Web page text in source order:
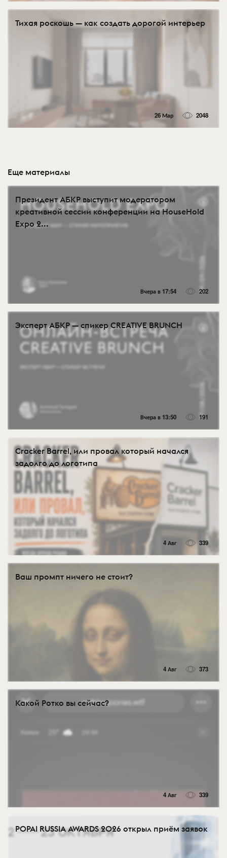
Тихая роскошь — как создать дорогой интерьер
26 Мар 2048
Еще материалы
Президент АБКР выступит модератором
креативной сессии конференции на HouseHold
Expo 2...
Вчера в 17:54 202
Эксперт АБКР — спикер CREATIVE BRUNCH
Вчера в 13:50 191
Cracker Barrel, или провал который начался
задолго до логотипа
4 Авг 339
Ваш промпт ничего не стоит?
4 Авг 373
Какой Ротко вы сейчас?
4 Авг 339
POPAI RUSSIA AWARDS 2026 открыл приём заявок